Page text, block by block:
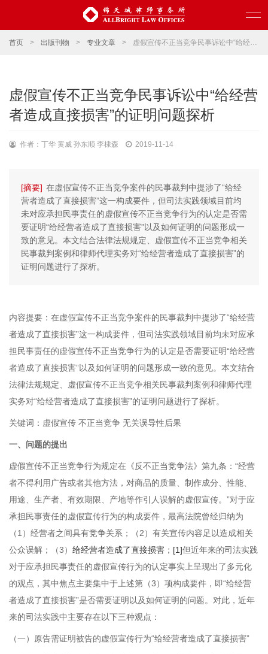
首页 > 出版刊物 > 专业文章 > 虚假宣传不正当竞争民事诉讼中“给经营者造成直接损害”的证明问题探析
虚假宣传不正当竞争民事诉讼中“给经营
者造成直接损害”的证明问题探析
作者：丁华 黄威 孙东顺 李棣森 2019-11-14
[摘要] 在虚假宣传不正当竞争案件的民事裁判中提涉了“给经
营者造成了直接损害”这一构成要件，但司法实践领域目前均
未对应承担民事责任的虚假宣传不正当竞争行为的认定是否需
要证明“给经营者造成了直接损害”以及如何证明的问题形成一
致的意见。本文结合法律法规规定、虚假宣传不正当竞争相关
民事裁判案例和律师代理实务对“给经营者造成了直接损害”的
证明问题进行了探析。
内容提要：在虚假宣传不正当竞争案件的民事裁判中提涉了“给经营
者造成了直接损害”这一构成要件，但司法实践领域目前均未对应承
担民事责任的虚假宣传不正当竞争行为的认定是否需要证明“给经营
者造成了直接损害”以及如何证明的问题形成一致的意见。本文结合
法律法规规定、虚假宣传不正当竞争相关民事裁判案例和律师代理
实务对“给经营者造成了直接损害”的证明问题进行了探析。
关键词：虚假宣传 不正当竞争 无关误导性后果
一、问题的提出
虚假宣传不正当竞争行为规定在《反不正当竞争法》第九条：“经营
者不得利用广告或者其他方法，对商品的质量、制作成分、性能、
用途、生产者、有效期限、产地等作引人误解的虚假宣传。”对于应
承担民事责任的虚假宣传行为的构成要件，最高法院曾经归纳为
（1）经营者之间具有竞争关系；（2）有关宣传内容足以造成相关
公众误解；（3） 给经营者造成了直接损害 ； [1]但近年来的司法实践
对于应承担民事责任的虚假宣传行为的认定事实上呈现出了多元化
的观点，其中焦点主要集中于上述第（3）项构成要件，即“给经营
者造成了直接损害”是否需要证明以及如何证明的问题。对此，近年
来的司法实践中主要存在以下三种观点：
（一）原告需证明被告的虚假宣传行为“给经营者造成了直接损害”